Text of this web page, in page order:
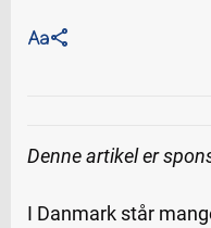
Denne artikel er
I Danmark står